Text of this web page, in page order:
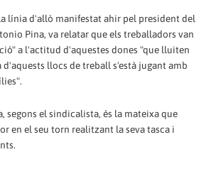
línia d'allò manifestat ahir pel president del
Pina, va relatar que els treballadors van
a l'actitud d'aquestes dones "que lluiten
d'aquests llocs de treball s'està jugant amb
segons el sindicalista, és la mateixa que
en el seu torn realitzant la seva tasca i